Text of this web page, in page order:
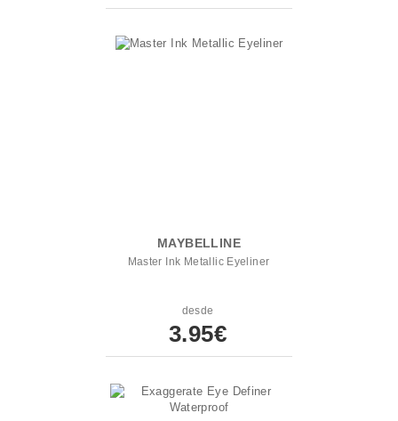
MAYBELLINE
Master Ink Metallic Eyeliner
desde
3.95€